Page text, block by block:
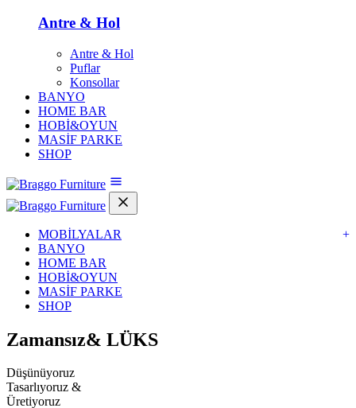
Antre & Hol
Antre & Hol
Puflar
Konsollar
BANYO
HOME BAR
HOBİ&OYUN
MASİF PARKE
SHOP
MOBİLYALAR
+
BANYO
HOME BAR
HOBİ&OYUN
MASİF PARKE
SHOP
Zamansız& LÜKS
Düşünüyoruz
Tasarlıyoruz &
Üretiyoruz